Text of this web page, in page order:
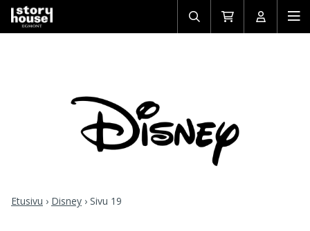
Avaa/sulje
haku
Siirry
ostoskoriin
Avaa/
Etusivu › Disney › Sivu 19